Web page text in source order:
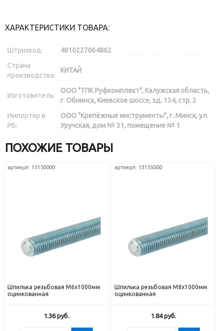
ХАРАКТЕРИСТИКИ ТОВАРА:
Штрихкод:
4810227064862
Страна
производства:
КИТАЙ
Изготовитель:
ООО "ТПК Руфкомплект", Калужская область,
г. Обнинск, Киевское шоссе, зд. 134, стр. 2
Импортер в
РБ:
ООО "Крепёжные инструменты", г. Минск, ул.
Уручская, дом № 31, помещение № 1
ПОХОЖИЕ ТОВАРЫ
артикул: 13150000
Шпилька резьбовая М6х1000мм
оцинкованная
1.36руб.
артикул: 13155000
Шпилька резьбовая М8х1000мм
оцинкованная
1.84руб.